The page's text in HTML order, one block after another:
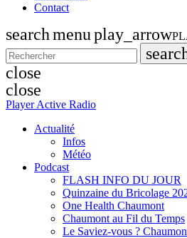
Contact
searchmenuplay_arrow
close
close
Player Active Radio
Actualité
Infos
Météo
Podcast
FLASH INFO DU JOUR
Quinzaine du Bricolage
One Health Chaumont
Chaumont au Fil du Temps
Le Saviez-vous ?